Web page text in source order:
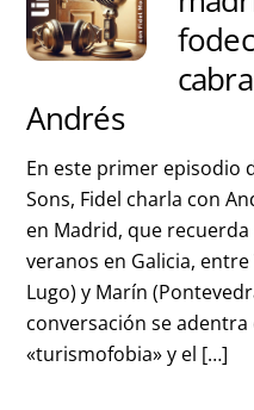
Andrés
En este primer episodio
Sons, Fidel charla con
en Madrid, que
veranos en Galicia,
Lugo) y Marín
conversación se
«turismofobia» y el […]